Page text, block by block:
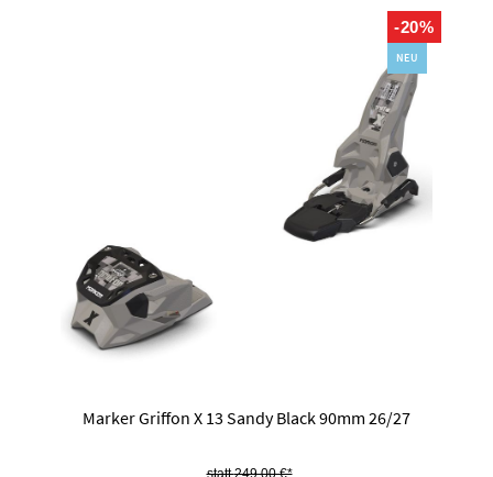
-20%
NEU
Marker Griffon X 13 Sandy Black 90mm 26/27